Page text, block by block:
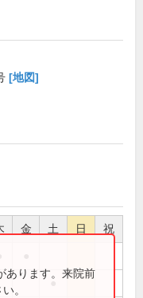
[地図]
金 土 日 祝
●
あります。来院前
。